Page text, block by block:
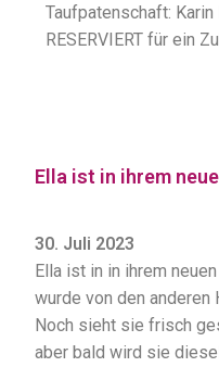
Taufpatenschaft: Karin
RESERVIERT für ein
Ella ist in ihrem
30. Juli 2023
Ella ist in in ihrem
wurde von den anderen
Noch sieht sie frisch
aber bald wird sie